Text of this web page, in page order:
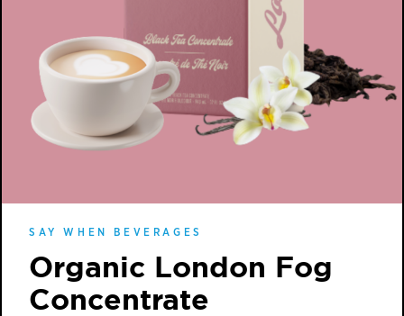
SAY WHEN BEVERAGES
Organic London Fog
Concentrate